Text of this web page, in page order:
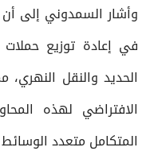
وأشار السمدوني إلى
في إعادة توزيع حملات
الحديد والنقل
الافتراضي لهذه
المتكامل متعدد